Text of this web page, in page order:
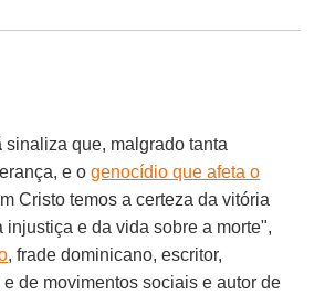
sinaliza que, malgrado tanta
e ogenocídio que afeta o
Cristo temos a certeza da vitória
injustiça e da vida sobre a morte",
, frade dominicano, escritor,
de movimentos sociais e autor de